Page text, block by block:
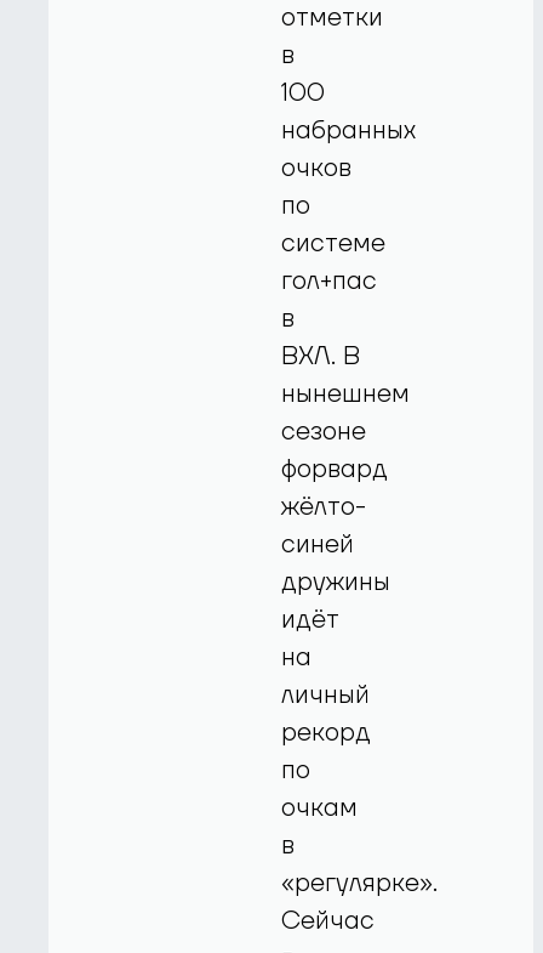
отметки
в
100
набранных
очков
по
системе
гол+пас
в
ВХЛ. В
нынешнем
сезоне
форвард
жёлто-
синей
дружины
идёт
на
личный
рекорд
по
очкам
в
«регулярке».
Сейчас